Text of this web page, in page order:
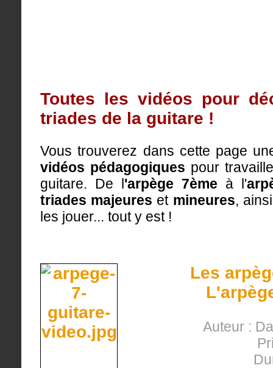
Toutes les vidéos pour
triades de la guitare !
Vous trouverez dans cette page
vidéos pédagogiques pour
guitare. De l'arpège 7ème à l'
triades majeures etmineures,
les jouer... tout y est !
Les
Auteur :